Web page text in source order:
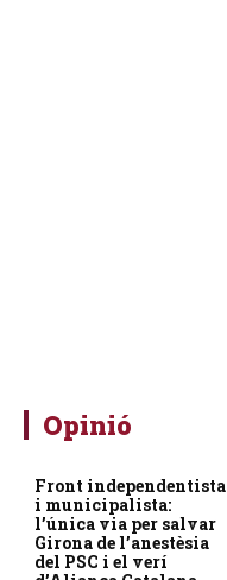
Opinió
Front independentista
i municipalista:
l’única via per salvar
Girona de l’anestèsia
del PSC i el verí